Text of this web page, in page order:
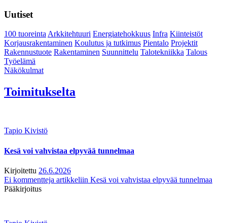
Uutiset
100 tuoreintaArkkitehtuuri Energiatehokkuus Infra Kiinteistöt
Korjausrakentaminen Koulutus ja tutkimus Pientalo Projektit
Rakennustuote Rakentaminen Suunnittelu Talotekniikka Talous
Työelämä
Näkökulmat
Toimitukselta
Tapio Kivistö
Kesä voi vahvistaa elpyvää tunnelmaa
Kirjoitettu 26.6.2026
Ei kommentteja artikkeliin Kesä voi vahvistaa elpyvää tunnelmaa
Pääkirjoitus